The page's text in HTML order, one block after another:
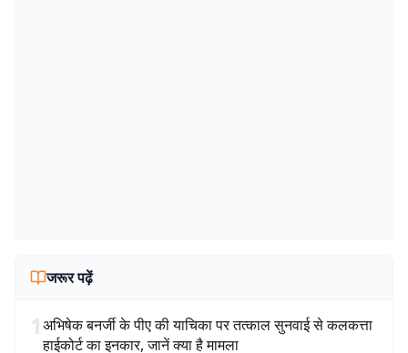
जरूर पढ़ें
1अभिषेक बनर्जी के पीए की याचिका पर तत्काल सुनवाई से कलकत्ता
हाईकोर्ट का इनकार, जानें क्या है मामला